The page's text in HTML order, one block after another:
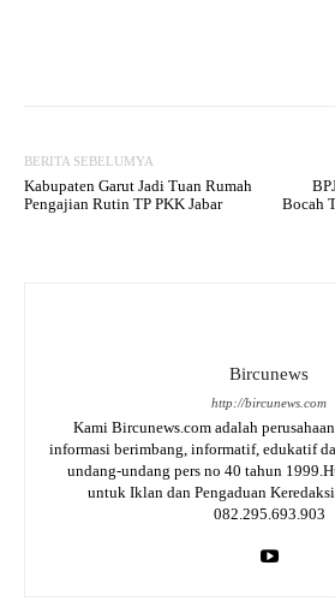
BERITA SEBELUMYA
Kabupaten Garut Jadi Tuan Rumah
Pengajian Rutin TP PKK Jabar
Bocah
Bircunews
http://bircunews.com
Kami Bircunews.com adalah
informasi berimbang, informatif, edukatif
undang-undang pers no 40 tahun
untuk Iklan dan Pengaduan
082.295.693.903